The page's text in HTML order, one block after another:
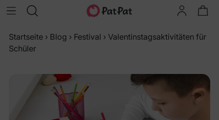
Startseite › Blog › Festival › Valentinstagsaktivitäten für
Schüler